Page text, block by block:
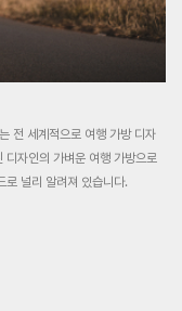
전 세계적으로 여행 가방 디자
디자인의 가벼운 여행 가방으로
로 널리 알려져 있습니다.